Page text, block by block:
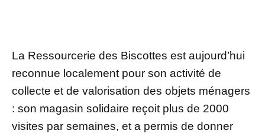
La Ressourcerie des Biscottes est aujourd’hui
reconnue localement pour son activité de
collecte et de valorisation des objets ménagers
: son magasin solidaire reçoit plus de 2000
visites par semaines, et a permis de donner